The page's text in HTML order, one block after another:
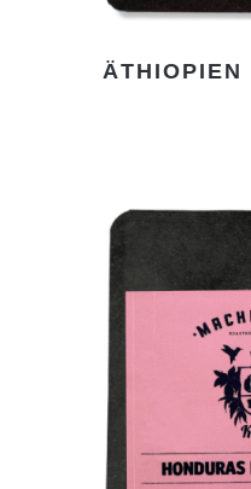
ÄTHIOPIEN